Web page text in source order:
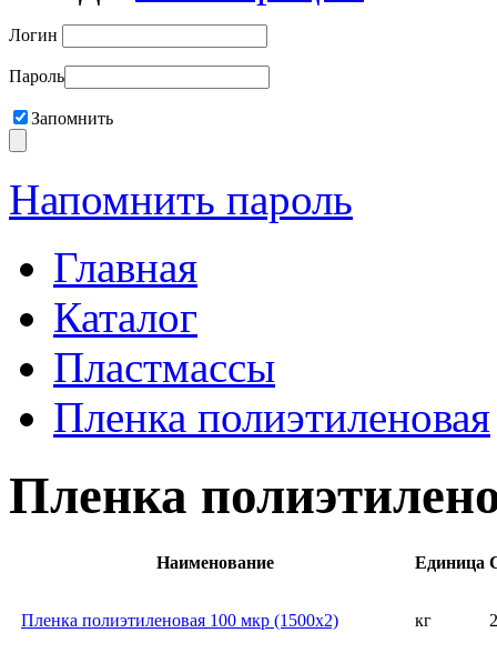
Логин
Пароль
Запомнить
Напомнить пароль
Главная
Каталог
Пластмассы
Пленка полиэтиленовая
Пленка
Наименование Единица
Пленка полиэтиленовая 100 мкр (1500х2) кг